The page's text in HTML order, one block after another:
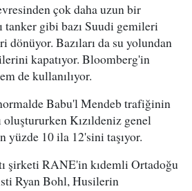
çok daha uzun bir
tanker gibi bazı Suudi gemileri
dönüyor. Bazıları da su yolundan
kapatıyor. Bloomberg'in
de kullanılıyor.
Babu'l Mendeb trafiğinin
oluştururken Kızıldeniz genel
yüzde 10 ila 12'sini taşıyor.
şirketi RANE'in kıdemli Ortadoğu
Ryan Bohl, Husilerin